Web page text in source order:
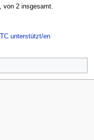
von 2 insgesamt.
unterstützt/en